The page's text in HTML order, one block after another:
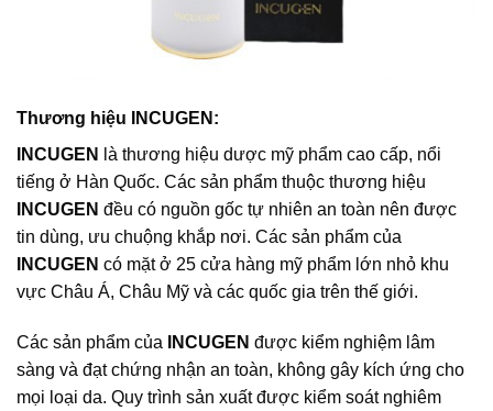
Thương hiệu INCUGEN:
INCUGEN
là thương hiệu dược mỹ phẩm cao cấp, nổi
tiếng ở Hàn Quốc. Các sản phẩm thuộc thương hiệu
INCUGEN đều có nguồn gốc tự nhiên an toàn nên được
tin dùng, ưu chuộng khắp nơi. Các sản phẩm của
INCUGEN có mặt ở 25 cửa hàng mỹ phẩm lớn nhỏ khu
vực Châu Á, Châu Mỹ và các quốc gia trên thế giới.
Các sản phẩm của INCUGEN được kiểm nghiệm lâm
sàng và đạt chứng nhận an toàn, không gây kích ứng cho
mọi loại da. Quy trình sản xuất được kiểm soát nghiêm